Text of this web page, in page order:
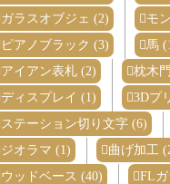
ガラスオブジェ (2)
モ
ピアノブラック (3)
馬
アイアン表札 (2)
枕木
ディスプレイ (1)
3Dプ
ステーション切り文字 (6)
ジオラマ (1)
曲げ加工
ウッドベース (40)
FLガ